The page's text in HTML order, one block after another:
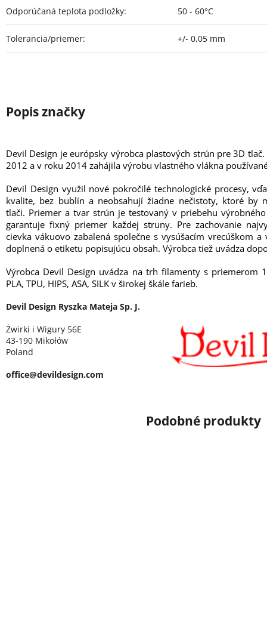
Odporúčaná teplota podložky: 50 - 60°C
Tolerancia/priemer: +/- 0,05 mm
Devil Design je európsky výrobca plastových strún pre 3D
2012 a v roku 2014 zahájila výrobu vlastného vlákna
Devil Design využil nové pokročilé technologické procesy,
kvalite, bez bublín a neobsahují žiadne nečistoty, ktoré by
tlači. Priemer a tvar strún je testovaný v priebehu
garantuje fixný priemer každej struny. Pre zachovanie
cievka vákuovo zabalená společne s vysúšacím vrecúškom
doplnená o etiketu popisujúcu obsah. Výrobca tiež uvádza
Výrobca Devil Design uvádza na trh filamenty s priemerom
PLA, TPU, HIPS, ASA, SILK v širokej škále farieb.
Devil Design Ryszka Mateja Sp. J.
Żwirki i Wigury 56E
43-190 Mikołów
Poland
office@devildesign.com